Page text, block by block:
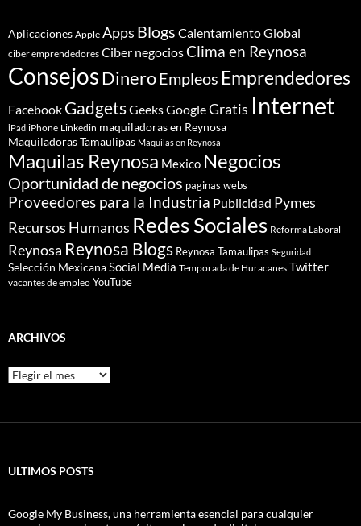
Aplicaciones Apple Apps Blogs Calentamiento Global
ciber emprendedores Ciber negociosClima en Reynosa
ConsejosDineroEmpleos Emprendedores
Facebook GadgetsGeeksGoogleGratis Internet
iPad iPhone Linkedin maquiladoras en Reynosa
Maquiladoras Tamaulipas Maquilas en Reynosa
Maquilas Reynosa Mexico Negocios
Oportunidad de negocios paginas webs
Proveedores para la Industria Publicidad Pymes
Recursos Humanos Redes Sociales Reforma Laboral
Reynosa Reynosa Blogs Reynosa Tamaulipas Seguridad
Selección MexicanaSocial Media Temporada de Huracanes Twitter
vacantes de empleo YouTube
ARCHIVOS
Archivos
ULTIMOS POSTS
Google My Business, una herramienta esencial para cualquier